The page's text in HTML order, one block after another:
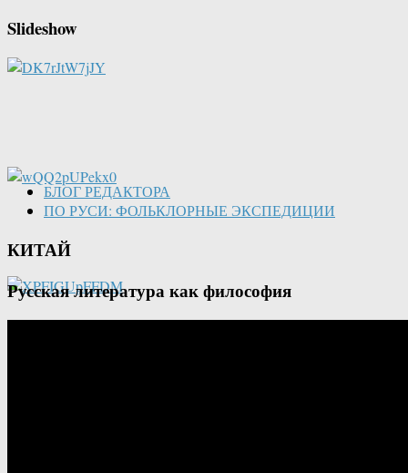
Slideshow
БЛОГ РЕДАКТОРА
ПО РУСИ: ФОЛЬКЛОРНЫЕ ЭКСПЕДИЦИИ
КИТАЙ
Русская литература как философия